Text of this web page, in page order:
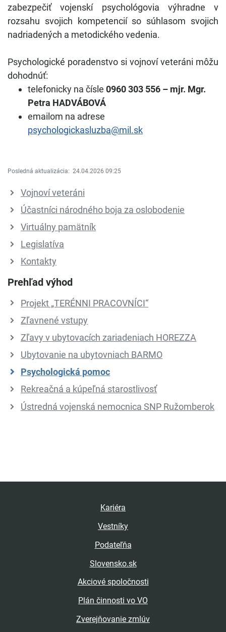
zabezpečiť vojenskí psychológovia výhradne v
rozsahu svojich kompetencií so súhlasom svojich
nadriadených a metodického vedenia.
Psychologické poradenstvo si vojnoví veteráni môžu
dohodnúť:
telefonicky na čísle 0960 303 556 – mjr. Mgr.
Petra HADVÁBOVÁ
emailom na adrese
psychologickasluzba@mil.sk
Posledná aktualizácia: 24.04.2026 09:25
Vojnoví veteráni
Účastníci národného boja za oslobodenie
Virtuálny pamätník
Legislatíva
Kontakty
Prehľad výhod
Projekt „TERÉNNI PRACOVNÍCI“
Zľavnené vstupy
Zľavy v ubytovacích zariadeniach HOREZZA
Ubytovanie na ubytovniach BARMO
Psychologická pomoc
Rekreačná a kúpeľná starostlivosť
Ústredná vojenská nemocnica SNP Ružomberok
Kariéra
Vestníky
Podateľňa
Slovensko.sk
Akciové spoločnosti
Plán činnosti vo VO
Zverejňovanie zmlúv